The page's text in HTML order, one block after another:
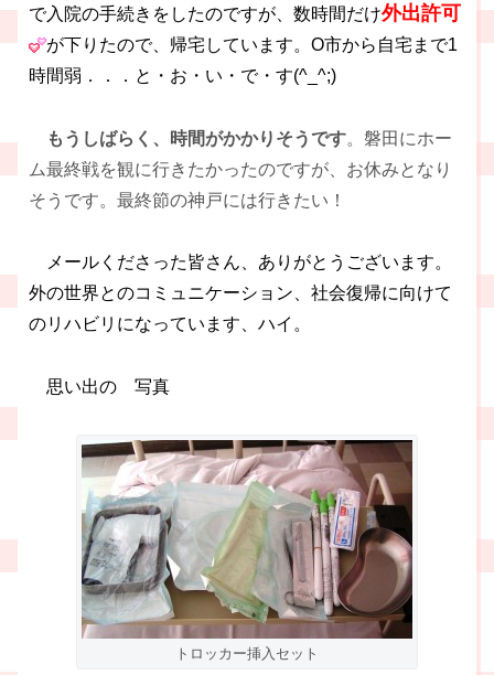
で入院の手続きをしたのですが、数時間だけ外出許可
が下りたので、帰宅しています。O市から自宅まで1
時間弱．．．と・お・い・で・す(^_^;)
もうしばらく、時間がかかりそうです。磐田にホー
ム最終戦を観に行きたかったのですが、お休みとなり
そうです。最終節の神戸には行きたい！
メールくださった皆さん、ありがとうございます。
外の世界とのコミュニケーション、社会復帰に向けて
のリハビリになっています、ハイ。
思い出の 写真
トロッカー挿入セット